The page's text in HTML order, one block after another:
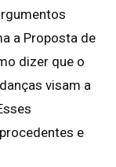
a Proposta de
dizer que o
visam a
e